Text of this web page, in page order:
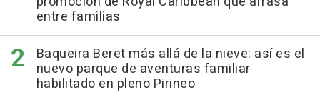
entre familias
Baqueira Beret más allá de la nieve: así es el
nuevo parque de aventuras familiar
habilitado en pleno Pirineo